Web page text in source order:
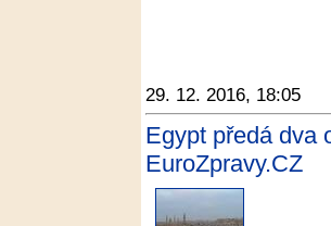
29. 12. 2016, 18:05
Egypt předá dva
EuroZpravy.CZ